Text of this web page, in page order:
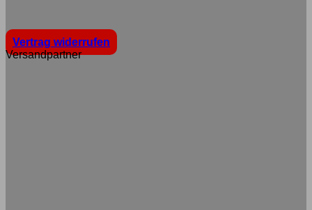
Vertrag widerrufen
Versandpartner